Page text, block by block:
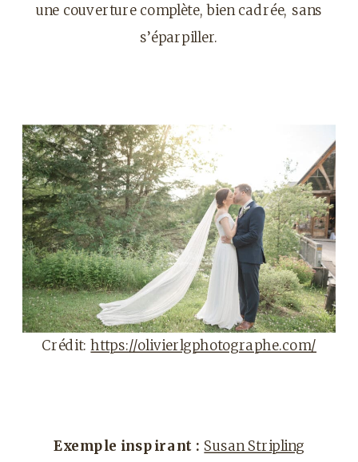
une couverture complète, bien cadrée, sans
s’éparpiller.
Crédit:https://olivierlgphotographe.com/
Exemple inspirant : Susan Stripling